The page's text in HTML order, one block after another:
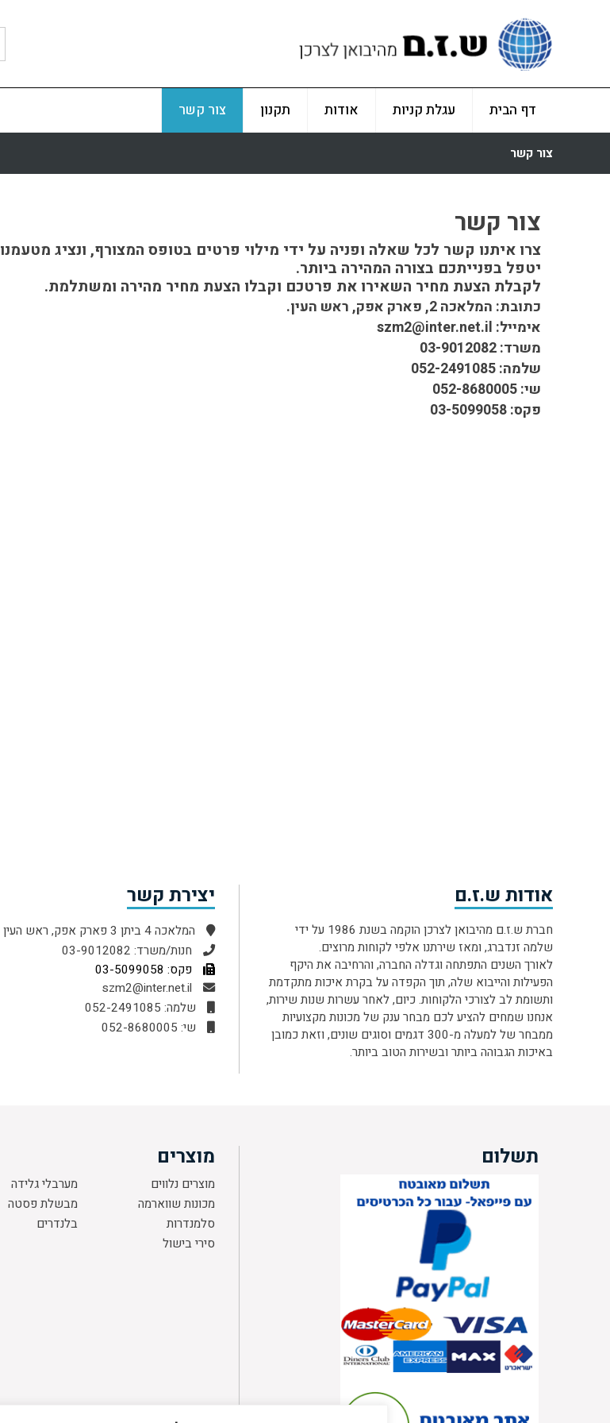
דף הבית עגלת קניות אודות תקנון צור קשר
צור קשר
צור קשר
צרו איתנו קשר לכל שאלה ופניה על ידי מילוי פרטים בטופס המצורף, ונציג מטעמנו
יטפל בפנייתכם בצורה המהירה ביותר.
לקבלת הצעת מחיר השאירו את פרטכם וקבלו הצעת מחיר מהירה ומשתלמת.
כתובת: המלאכה 2, פארק אפק, ראש העין.
אימייל: szm2@inter.net.il
משרד: 03-9012082
שלמה: 052-2491085
שי: 052-8680005
פקס: 03-5099058
אודות ש.ז.ם
חברת ש.ז.ם מהיבואן לצרכן הוקמה בשנת 1986 על ידי
שלמה זנדברג, ומאז שירתנו אלפי לקוחות מרוצים.
לאורך השנים התפתחה וגדלה החברה, והרחיבה את היקף
הפעילות והייבוא שלה, תוך הקפדה על בקרת איכות מתקדמת
ותשומת לב לצורכי הלקוחות. כיום, לאחר עשרות שנות שירות,
אנחנו שמחים להציע לכם מבחר ענק של מכונות מקצועיות
ממבחר של למעלה מ-300 דגמים וסוגים שונים, וזאת כמובן
באיכות הגבוהה ביותר ובשירות הטוב ביותר.
יצירת קשר
המלאכה 4 ביתן 3 פארק אפק, ראש העין
חנות/משרד: 03-9012082
פקס: 03-5099058
szm2@inter.net.il
שלמה: 052-2491085
שי: 052-8680005
תשלום מוצרים
מוצרים נלווים
מערבלי גלידה
מכונות שווארמה
מבשלת פסטה
סלמנדרות
בלנדרים
סירי בישול